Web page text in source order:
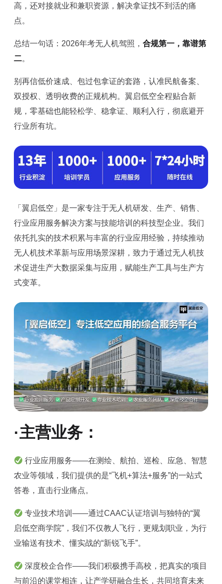
高，还对接就业和兼职资源，解决拿证找不到活的痛
点。
总结一句话：2026年考无人机驾照， 合规第一，靠谱第
二。
别再信低价速成、包过包拿证的套路，认准民航备案、
双授权、透明收费的正规机构。翼启低空全程贴合新
规，零基础也能轻松学、稳拿证、顺利入行，彻底避开
行业所有坑。
「翼启低空」是一家专注于无人机研发、生产、销售、
行业应用服务解决方案与技能培训的科技型企业。我们
依托扎实的技术积累与丰富的行业应用经验，持续推动
无人机技术革新与应用场景深耕，致力于通过无人机技
术促进生产大数据采集与应用，赋能生产工具与生产方
式变革。
·主营业务：
行业应用服务——在测绘、航拍、巡检、应急、智慧
农业等领域，我们提供的是“飞机+算法+服务”的一站式
答卷，直击行业痛点。
专业技术培训——通过CAAC认证培训与独特的“翼
启低空商学院”，我们不仅教人飞行，更规划职业，为行
业输送有技术、懂实战的“新锐飞手”。
深度校企合作——我们积极携手高校，把真实的项目
与前沿的课堂相连，让产学研融合生长，共同培育未来